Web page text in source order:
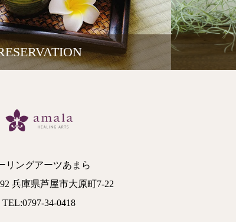
リングアーツあまら
兵庫県芦屋市大原町7-22
TEL:0797-34-0418